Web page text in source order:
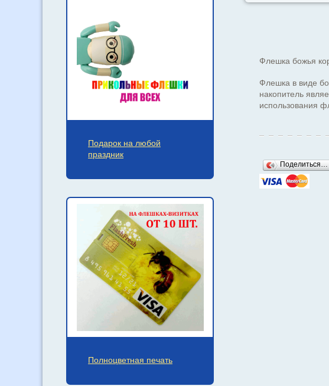
Флешка божья
Флешка в виде
накопитель
использования
Поделиться…
Подарок на любой
праздник
Полноцветная печать